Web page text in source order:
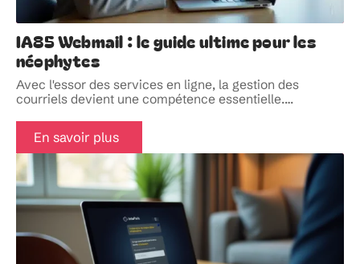
IA85 Webmail : le guide ultime pour les
néophytes
Avec l'essor des services en ligne, la gestion des
courriels devient une compétence essentielle.…
En savoir plus